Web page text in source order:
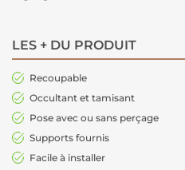
LES + DU PRODUIT
Recoupable
Occultant et tamisant
Pose avec ou sans perçage
Supports fournis
Facile à installer